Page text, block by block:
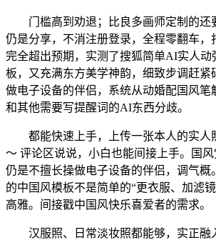
门槛高到劝退；比良多画师定制的还
仍是分享，不消注册登录，全程零翻车，
完全超出预期，实测了搜狐简单AI实人动
板，又充满东方美学神韵，细致步调赶紧
做电子设备的伴侣，系统从动婚配国风笔
和其他需要写提醒词的AI东西分歧。
都能快速上手，上传一张本人的实人
～ 评论区说说，小白也能间接上手。国风
仍是不擅长操做电子设备的伴侣，调气概
的中国风模板不是简单的“更衣服、加滤
高雅。间接戳中国风快乐喜爱者的需求。
汉服照、日常淡妆照都能够，实正融